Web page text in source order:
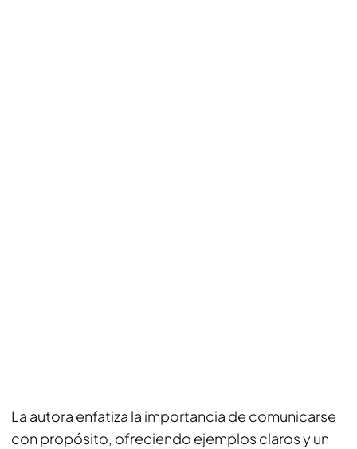
La autora enfatiza la importancia de comunicarse
con propósito, ofreciendo ejemplos claros y un